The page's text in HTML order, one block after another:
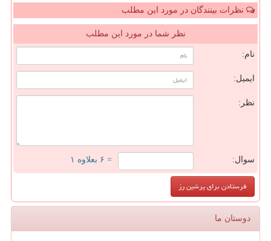
نظرات بینندگان در مورد این مطلب
نظر شما در مورد این مطلب
نام:
ایمیل:
نظر:
سوال: = ۶ بعلاوه ۱
دوستان ما